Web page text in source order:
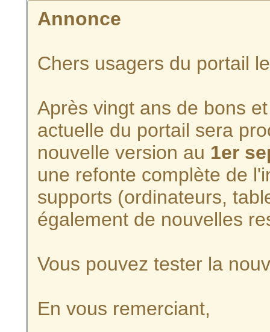
Annonce
Chers usagers du portail
Après vingt ans de bons
actuelle du portail sera
nouvelle version au 1er
une refonte complète de
supports (ordinateurs,
également de nouvelles
Vous pouvez tester la
En vous remerciant,